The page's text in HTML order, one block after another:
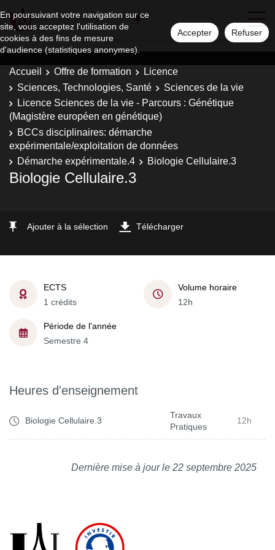
En poursuivant votre navigation sur ce
site, vous acceptez l'utilisation de
cookies à des fins de mesure
d'audience (statistiques anonymes).
Accepter Refuser
Accueil Offre de formation
Licence
Sciences, Technologies, Santé
Sciences de la vie
Licence Sciences de la vie - Parcours : Génétique
(Magistère européen en génétique)
BCCs disciplinaires: démarche
expérimentale/exploitation de données
Démarche expérimentale.4
Biologie Cellulaire.3
Biologie Cellulaire.3
Ajouter à la sélection Télécharger
ECTS
1 crédits
Volume horaire
12h
Période de l'année
Semestre 4
Heures d'enseignement
Biologie Cellulaire.3
Travaux
Pratiques
12h
Dernière mise à jour le 22 septembre 2025